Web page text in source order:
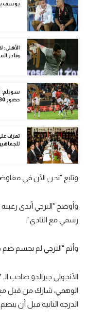
في المونديال
رياضة نسائية
أمريكا
ركن الألعاب
أقسام خاصة
Gamers
ميركاتو
تحقيق في الجول
تحليل في الجول
كويز في الجول
فيديو في الجول
يوسف
الأهلي:
ونادر
سويلم:
حضور 30 ألف مشجع
تعرف
للجماهير
وتابع "نحن الآن في
وأوضح "الترجي أبدى
رسمي مع النادي".
وأتم "الترجي لم يحسم ضم
الوهمي، شارك من قبل مع
الدرجة الثانية قبل أن